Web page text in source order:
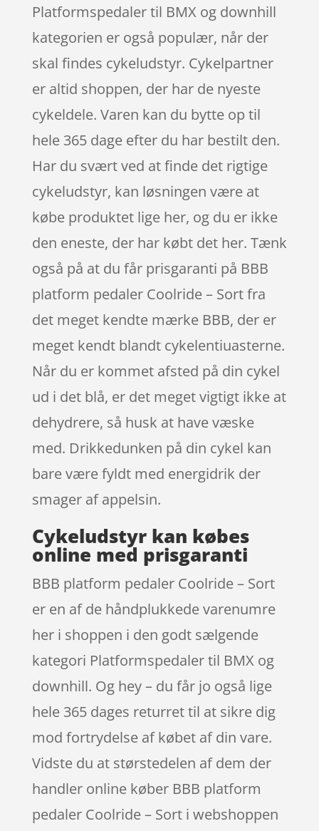
Platformspedaler til BMX og downhill
kategorien er også populær, når der
skal findes cykeludstyr. Cykelpartner
er altid shoppen, der har de nyeste
cykeldele. Varen kan du bytte op til
hele 365 dage efter du har bestilt den.
Har du svært ved at finde det rigtige
cykeludstyr, kan løsningen være at
købe produktet lige her, og du er ikke
den eneste, der har købt det her. Tænk
også på at du får prisgaranti på BBB
platform pedaler Coolride – Sort fra
det meget kendte mærke BBB, der er
meget kendt blandt cykelentiuasterne.
Når du er kommet afsted på din cykel
ud i det blå, er det meget vigtigt ikke at
dehydrere, så husk at have væske
med. Drikkedunken på din cykel kan
bare være fyldt med energidrik der
smager af appelsin.
Cykeludstyr kan købes
online med prisgaranti
BBB platform pedaler Coolride – Sort
er en af de håndplukkede varenumre
her i shoppen i den godt sælgende
kategori Platformspedaler til BMX og
downhill. Og hey – du får jo også lige
hele 365 dages returret til at sikre dig
mod fortrydelse af købet af din vare.
Vidste du at størstedelen af dem der
handler online køber BBB platform
pedaler Coolride – Sort i webshoppen